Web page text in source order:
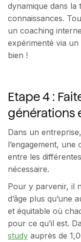
dynamique dans la
connaissances.
un coaching
expérimenté via
bien !
Etape 4 :
générations
Dans un
l’engagement,
entre les
nécessaire.
Pour y parvenir, il
d’âge plus qu’une
et équitable où
pour ce qu’il est.
study auprès de